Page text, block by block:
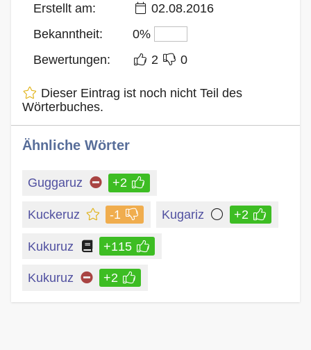
Erstellt am:
02.08.2016
Bekanntheit:
0%
Bewertungen:
2 0
Dieser Eintrag ist noch nicht Teil des
Wörterbuches.
Ähnliche Wörter
Guggaruz +2
Kuckeruz -1 Kugariz +2
Kukuruz +115
Kukuruz +2